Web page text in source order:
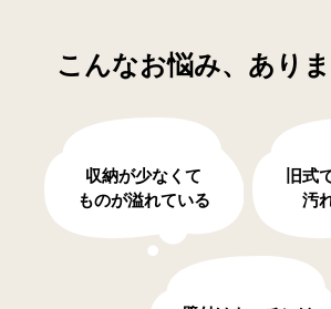
こんなお悩み、あり
収納が少なくて
ものが溢れている
旧式
汚